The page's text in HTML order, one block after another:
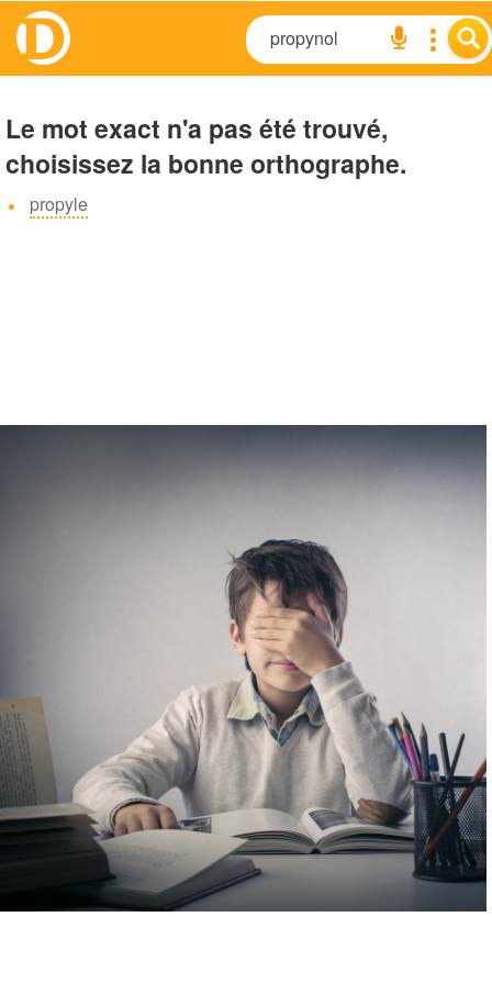
Le mot exact n'a pas été trouvé,
choisissez la bonne orthographe.
propyle